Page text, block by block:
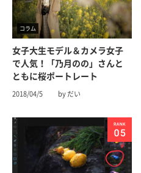
コラム
女子大生モデル＆カメラ女子
で人気！「乃月のの」さんと
ともに桜ポートレート
2018/04/5 by だい